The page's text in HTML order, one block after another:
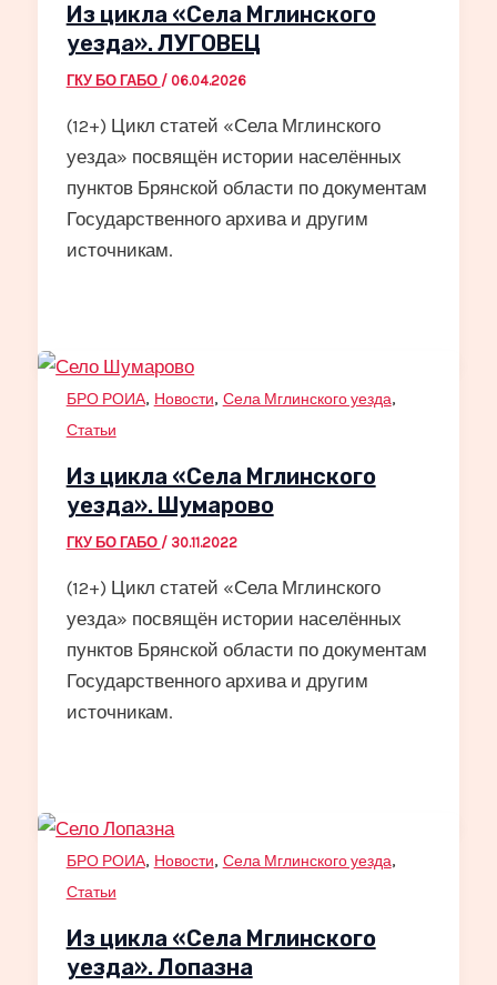
Из цикла «Села Мглинского
уезда». ЛУГОВЕЦ
ГКУ БО ГАБО / 06.04.2026
(12+) Цикл статей «Села Мглинского
уезда» посвящён истории населённых
пунктов Брянской области по документам
Государственного архива и другим
источникам.
БРО РОИА, Новости, Села Мглинского уезда,
Статьи
Из цикла «Села Мглинского
уезда». Шумарово
ГКУ БО ГАБО / 30.11.2022
(12+) Цикл статей «Села Мглинского
уезда» посвящён истории населённых
пунктов Брянской области по документам
Государственного архива и другим
источникам.
БРО РОИА, Новости, Села Мглинского уезда,
Статьи
Из цикла «Села Мглинского
уезда». Лопазна